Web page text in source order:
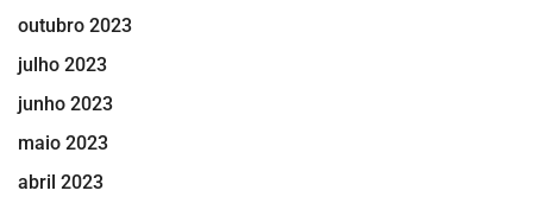
outubro 2023
julho 2023
junho 2023
maio 2023
abril 2023